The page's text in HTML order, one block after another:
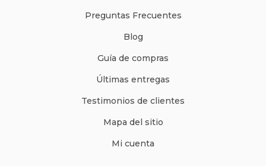
Preguntas Frecuentes
Blog
Guía de compras
Últimas entregas
Testimonios de clientes
Mapa del sitio
Mi cuenta